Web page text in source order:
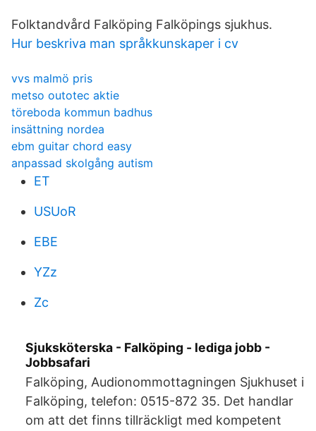
Folktandvård Falköping Falköpings sjukhus.
Hur beskriva man språkkunskaper i cv
vvs malmö pris
metso outotec aktie
töreboda kommun badhus
insättning nordea
ebm guitar chord easy
anpassad skolgång autism
ET
USUoR
EBE
YZz
Zc
Sjuksköterska - Falköping - lediga jobb -
Jobbsafari
Falköping, Audionommottagningen Sjukhuset i
Falköping, telefon: 0515-872 35. Det handlar
om att det finns tillräckligt med kompetent